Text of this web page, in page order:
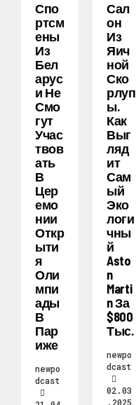
Спо
Ртсм
Ены
Из
Бел
Арус
И Не
Смо
Гут
Учас
Твов
Ать
В
Цер
Емо
Нии
Откр
Ыти
Я
Оли
Мпи
Ады
В
Пар
Иже
newpo
dcast
Сал
Он
Из
Яич
Ной
Ско
Рлуп
Ы.
Как
Выг
Ляд
Ит
Сам
Ый
Эко
Логи
Чны
Й
Asto
N
Marti
N За
$800
Тыс.
newpo
dcast
02.03
.2025